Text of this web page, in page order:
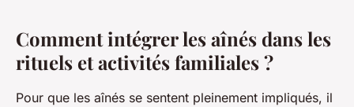
Comment intégrer les aînés dans les
rituels et activités familiales ?
Pour que les aînés se sentent pleinement impliqués, il